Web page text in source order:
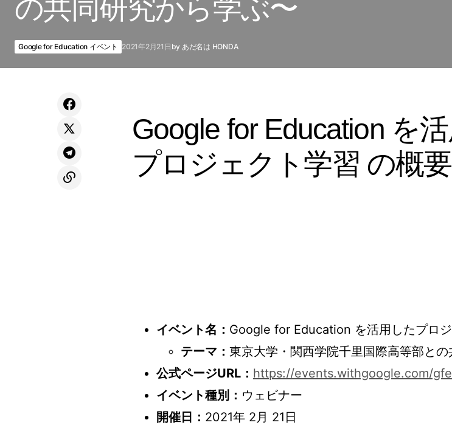
の共同研究から学ぶ〜
Google for Education イベント 2021年2月21日 by あだ名は HONDA
Google for Education を
プロジェクト学習 の概要
イベント名： Google for Education を活用したプロ
テーマ： 東京大学・関西学院千里国際高等部と
公式ページURL： https://events.withgoogle.com/
イベント種別： ウェビナー
開催日： 2021年 2月 21日